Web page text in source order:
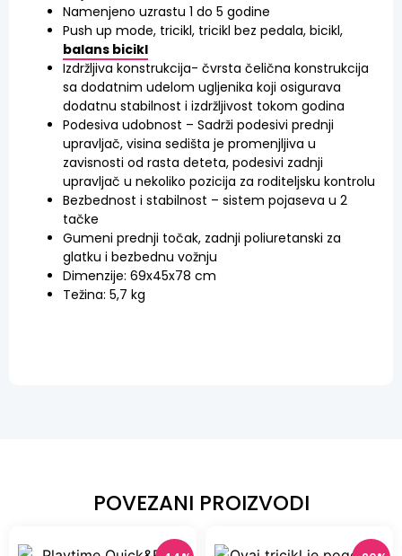
Namenjeno uzrastu 1 do 5 godine
Push up mode, tricikl, tricikl bez pedala, bicikl,
balans bicikl
Izdržljiva konstrukcija- čvrsta čelična konstrukcija
sa dodatnim udelom ugljenika koji osigurava
dodatnu stabilnost i izdržljivost tokom godina
Podesiva udobnost – Sadrži podesivi prednji
upravljač, visina sedišta je promenjljiva u
zavisnosti od rasta deteta, podesivi zadnji
upravljač u nekoliko pozicija za roditeljsku kontrolu
Bezbednost i stabilnost – sistem pojaseva u 2
tačke
Gumeni prednji točak, zadnji poliuretanski za
glatku i bezbednu vožnju
Dimenzije: 69x45x78 cm
Težina: 5,7 kg
POVEZANI PROIZVODI